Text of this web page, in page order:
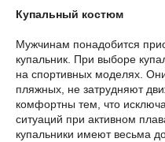
Купальный костюм
Мужчинам понадобится
купальник. При выборе
на спортивных моделях.
пляжных, не затрудняют
комфортны тем, что
ситуаций при активном
купальники имеют весьма